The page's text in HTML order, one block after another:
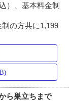
）、基本料金制
の方共に1,199
ら巣立ちまで